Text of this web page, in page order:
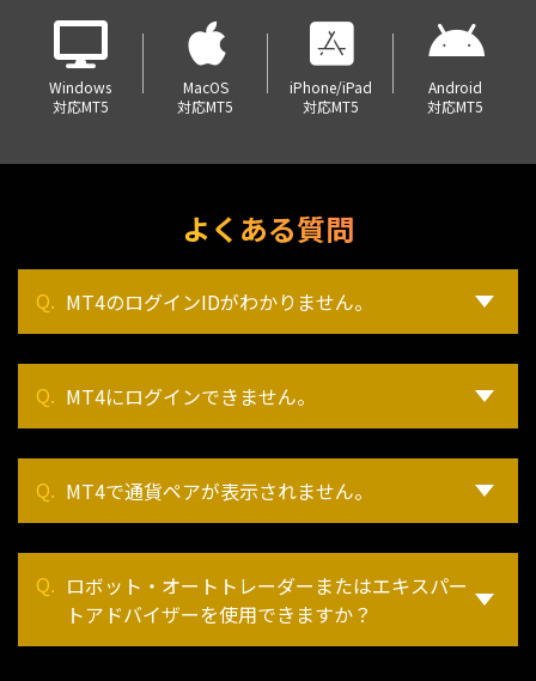
Windows
対応MT5
MacOS
対応MT5
iPhone/iPad
対応MT5
Android
対応MT5
よくある質問
MT4のログインIDがわかりません。
MT4にログインできません。
MT4で通貨ペアが表示されません。
ロボット・オートトレーダーまたはエキスパー
トアドバイザーを使用できますか？